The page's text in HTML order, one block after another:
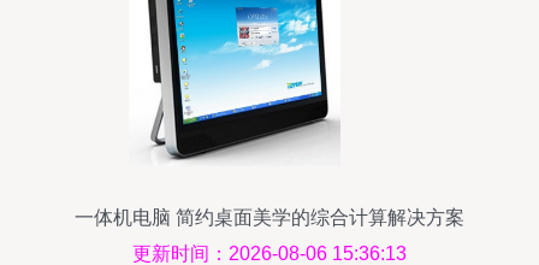
一体机电脑 简约桌面美学的综合计算解决方案
更新时间：2026-08-06 15:36:13